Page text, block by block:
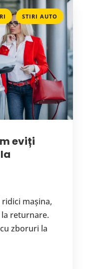
, STIRI AUTO
eviți
mașina,
returnare.
zboruri la